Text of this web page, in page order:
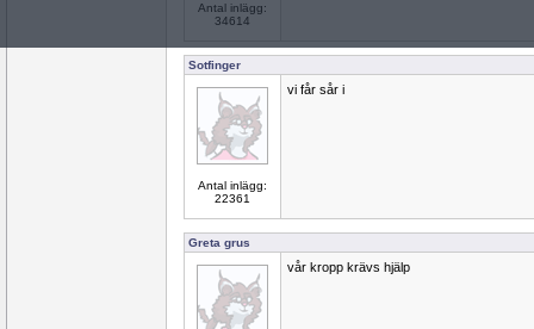
Antal inlägg:
34614
Sotfinger
Antal inlägg:
22361
vi får sår i
Greta grus
vår kropp krävs hjälp